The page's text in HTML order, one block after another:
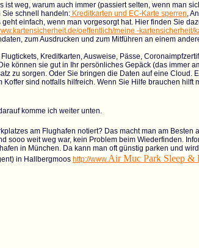
ist weg, warum auch immer (passiert selten, wenn man
Sie schnell handeln: Kreditkarten und EC-Karte sperren,
einfach, wenn man vorgesorgt hat. Hier finden Sie
oeffentlich/meine -kartensicherheit/
zum Ausdrucken und zum Mitführen an einem
Kreditkarten, Ausweise, Pässe,
können sie gut in Ihr persönliches Gepäck (das immer
zu sorgen. Oder Sie bringen die Daten auf eine Cloud.
sind notfalls hilfreich. Wenn Sie Hilfe brauchen hilft
komme ich weiter unten.
am Flughafen notiert? Das macht man am Besten
sooo weit weg war, kein Problem beim Wiederfinden.
in München. Da kann man oft günstig parken und
in Hallbergmoos http://www.Air Muc Park Sleep &